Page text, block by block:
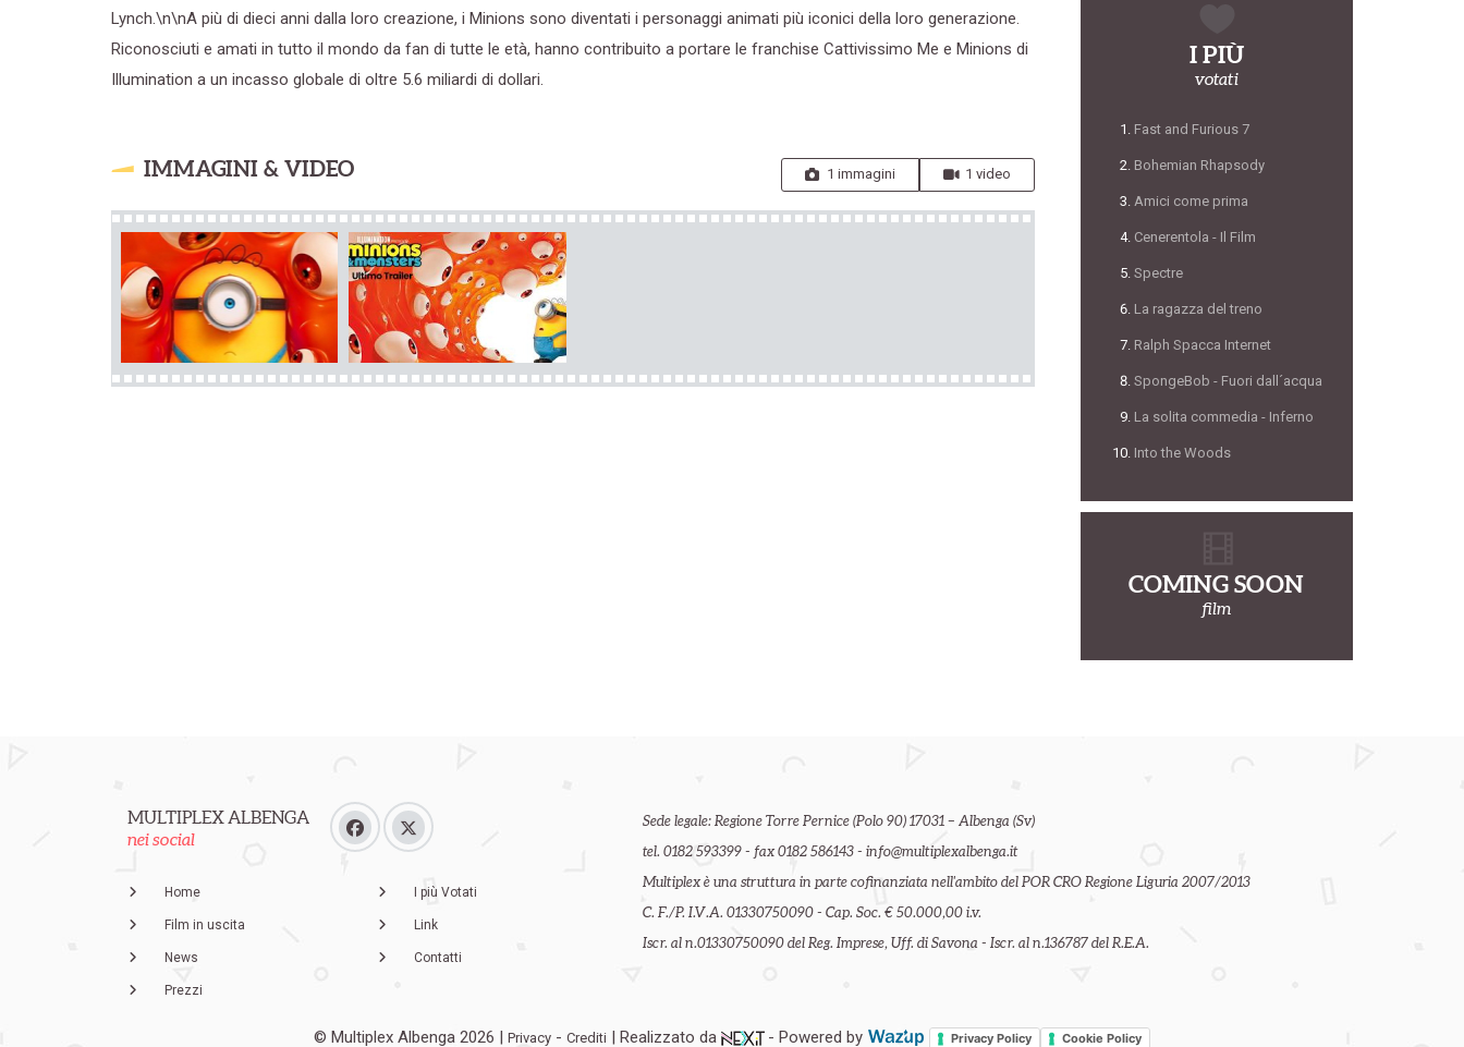
Lynch.\n\nA più di dieci anni dalla loro creazione, i Minions sono diventati i personaggi animati più iconici della loro generazione.
Riconosciuti e amati in tutto il mondo da fan di tutte le età, hanno contribuito a portare le franchise Cattivissimo Me e Minions di
Illumination a un incasso globale di oltre 5.6 miliardi di dollari.
IMMAGINI & VIDEO 1 immagini 1 video
I PIÙ
votati
Fast and Furious 7
Bohemian Rhapsody
Amici come prima
Cenerentola - Il Film
Spectre
La ragazza del treno
Ralph Spacca Internet
SpongeBob - Fuori dall´acqua
La solita commedia - Inferno
Into the Woods
COMING SOON
film
MULTIPLEX ALBENGA
nei social
Home
Film in uscita
News
Prezzi
I più Votati
Link
Contatti
Sede legale: Regione Torre Pernice (Polo 90) 17031 – Albenga (Sv)
tel. 0182 593399 - fax 0182 586143 - info@multiplexalbenga.it
Multiplex è una struttura in parte cofinanziata nell'ambito del POR CRO Regione Liguria 2007/2013
C. F./P. I.V.A. 01330750090 - Cap. Soc. € 50.000,00 i.v.
Iscr. al n.01330750090 del Reg. Imprese, Uff. di Savona - Iscr. al n.136787 del R.E.A.
© Multiplex Albenga 2026 |Privacy -Crediti | Realizzato da - Powered by Privacy Policy Cookie Policy